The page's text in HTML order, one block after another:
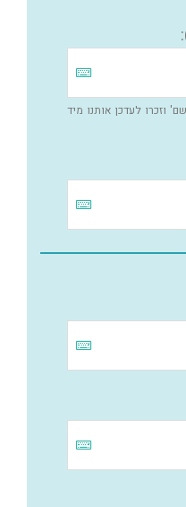
וזכרו לעדכן אותנו מיד